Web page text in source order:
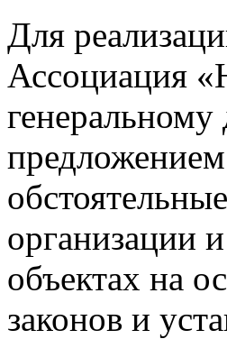
Для
Ассоциация
организации
объектах на
законов и